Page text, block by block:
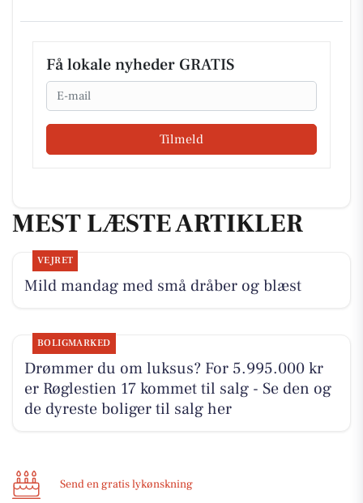
Få lokale nyheder GRATIS
Email
Tilmeld
MEST LÆSTE ARTIKLER
VEJRET
Mild mandag med små dråber og blæst
BOLIGMARKED
Drømmer du om luksus? For 5.995.000 kr
er Røglestien 17 kommet til salg - Se den og
de dyreste boliger til salg her
Send en gratis lykønskning